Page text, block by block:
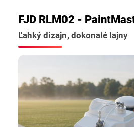
FJD RLM02 -
Ľahký dizajn, dokonalé lajny